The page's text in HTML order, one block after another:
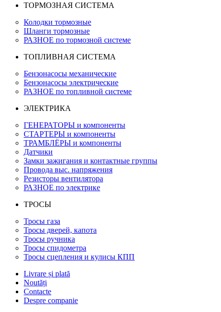
ТОРМОЗНАЯ СИСТЕМА
Колодки тормозные
Шланги тормозные
РАЗНОЕ по тормозной системе
ТОПЛИВНАЯ СИСТЕМА
Бензонасосы механические
Бензонасосы электрические
РАЗНОЕ по топливной системе
ЭЛЕКТРИКА
ГЕНЕРАТОРЫ и компоненты
СТАРТЕРЫ и компоненты
ТРАМБЛЁРЫ и компоненты
Датчики
Замки зажигания и контактные группы
Провода выс. напряжения
Резисторы вентилятора
РАЗНОЕ по электрике
ТРОСЫ
Тросы газа
Тросы дверей, капота
Тросы ручника
Тросы спидометра
Тросы сцепления и кулисы КПП
Livrare și plată
Noutăți
Contacte
Despre companie